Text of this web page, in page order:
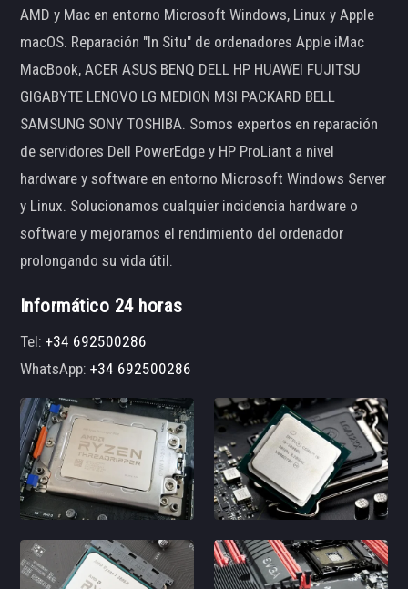
AMD y Mac en entorno Microsoft Windows, Linux y Apple
macOS. Reparación "In Situ" de ordenadores Apple iMac
MacBook, ACER ASUS BENQ DELL HP HUAWEI FUJITSU
GIGABYTE LENOVO LG MEDION MSI PACKARD BELL
SAMSUNG SONY TOSHIBA. Somos expertos en reparación
de servidores Dell PowerEdge y HP ProLiant a nivel
hardware y software en entorno Microsoft Windows Server
y Linux. Solucionamos cualquier incidencia hardware o
software y mejoramos el rendimiento del ordenador
prolongando su vida útil.
Informático 24 horas
Tel:+34 692500286
WhatsApp:+34 692500286